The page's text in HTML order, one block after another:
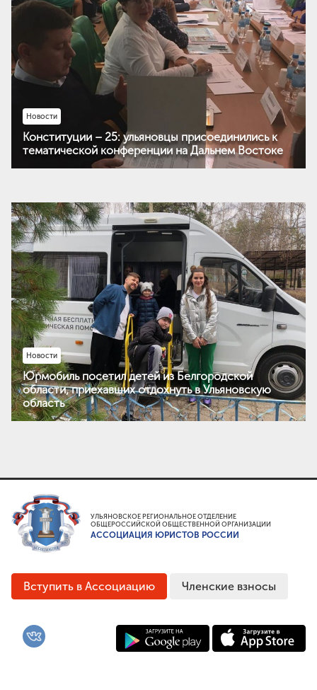
Новости
Конституции – 25: ульяновцы присоединились к
тематической конференции на Дальнем Востоке
Новости
Юрмобиль посетил детей из Белгородской
области, приехавших отдохнуть в Ульяновскую
область
УЛЬЯНОВСКОЕ РЕГИОНАЛЬНОЕ ОТДЕЛЕНИЕ
ОБЩЕРОССИЙСКОЙ ОБЩЕСТВЕННОЙ ОРГАНИЗАЦИИ
АССОЦИАЦИЯ ЮРИСТОВ РОССИИ
Вступить в Ассоциацию Членские взносы